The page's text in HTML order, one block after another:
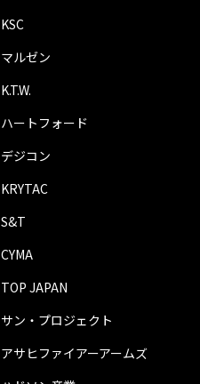
KSC
マルゼン
K.T.W.
ハートフォード
デジコン
KRYTAC
S&T
CYMA
TOP JAPAN
サン・プロジェクト
アサヒファイアーアームズ